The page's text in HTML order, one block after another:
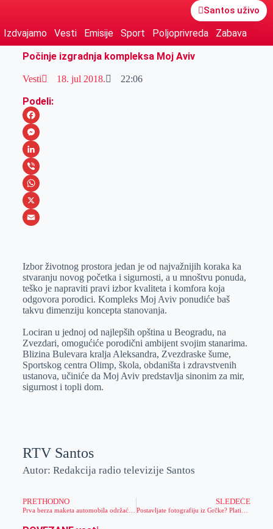
Santos uživo
Izdvajamo Vesti Emisije Sport Poljoprivreda
Zabava
Počinje izgradnja kompleksa Moj Aviv
Vesti 18. jul 2018. 22:06
Podeli:
F
a
c
e
b
o
M
e
s
s
e
e
r
L
i
n
k
I
n
V
i
b
W
h
s
A
p
X
a
i
l
Izbor životnog prostora jedan je od najvažnijih koraka ka
stvaranju novog početka i sigurnosti, a u mnoštvu ponuda,
teško je napraviti pravi izbor kvaliteta i komfora koja
odgovora porodici. Kompleks Moj Aviv ponudiće baš
takvu dimenziju koncepta stanovanja.
Lociran u jednoj od najlepših opština u Beogradu, na
Zvezdari, omogućiće porodični ambijent svojim stanarima.
Blizina Bulevara kralja Aleksandra, Zvezdraske šume,
Sportskog centra Olimp, škola, obdaništa i zdravstvenih
ustanova, učiniće da Moj Aviv predstavlja sinonim za mir,
sigurnost i topli dom.
RTV Santos
Autor: Redakcija radio televizije Santos
PRETHODNO
Prva berza maketa automobila održaće se u Zrenjaninu
SLEDEĆE